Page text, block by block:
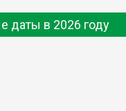
даты в 2026 году